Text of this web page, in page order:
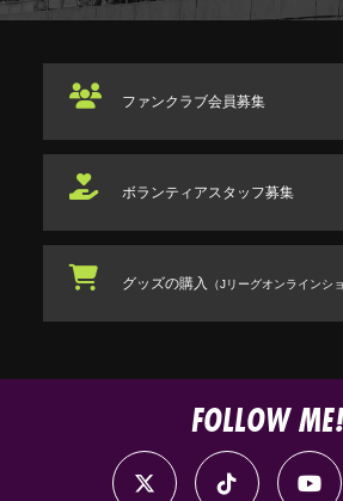
ファンクラブ会員募集
ボランティアスタッフ募集
グッズの購入 （Jリーグオンラインシ
FOLLOW ME!